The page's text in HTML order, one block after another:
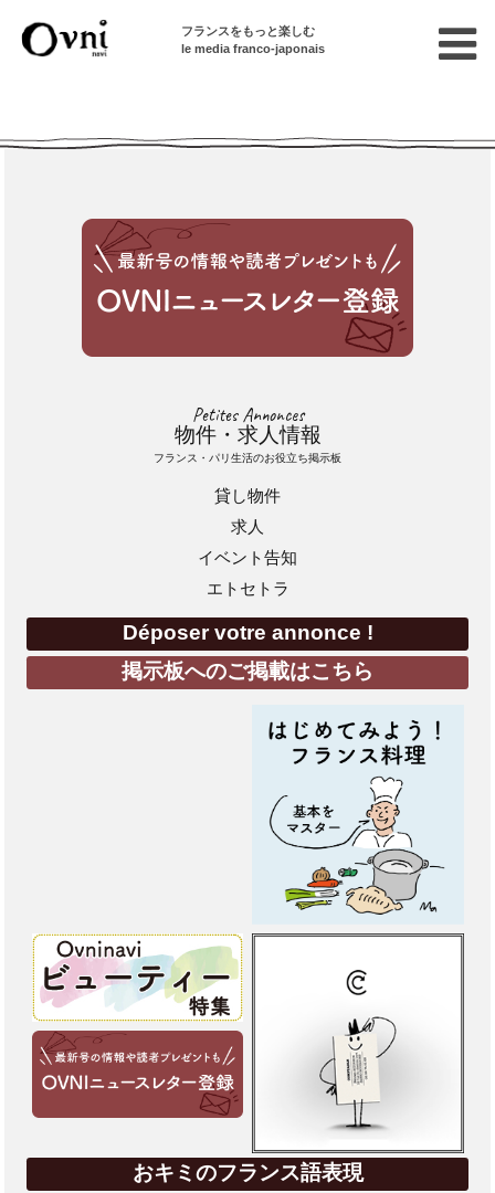
フランスをもっと楽しむ
le media franco-japonais
Petites Annonces
物件・求人情報
フランス・パリ生活のお役立ち掲示板
貸し物件
求人
イベント告知
エトセトラ
Déposer votre annonce !
掲示板へのご掲載はこちら
おキミのフランス語表現